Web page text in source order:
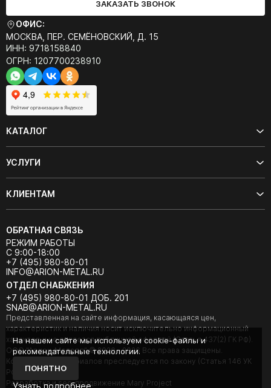
ЗАКАЗАТЬ ЗВОНОК
ОФИС:
МОСКВА, ПЕР. СЕМЁНОВСКИЙ, Д. 15
ИНН: 9718158840
ОГРН: 1207700238910
КАТАЛОГ
УСЛУГИ
КЛИЕНТАМ
ОБРАТНАЯ СВЯЗЬ
РЕЖИМ РАБОТЫ
С 9:00-18:00
+7 (495) 980-80-01
INFO@ARION-METAL.RU
ОТДЕЛ СНАБЖЕНИЯ
+7 (495) 980-80-01 ДОБ. 201
SNAB@ARION-METAL.RU
Представленная на сайте информация, касающаяся цен,
характеристик и наличия носит исключительно информационный
характер и не является публичной офертой (Статья 437(2) ГК РФ).
ООО "Арион-Металл" © 2020 - 2026 Все права защищены.
Копирование материалов преследуется по закону (Статья 146 УК
РФ).
Разработка и seo-продвижение Mary Project
На нашем сайте мы используем cookie-файлы и
рекомендательные технологии.
ПОНЯТНО
Узнать подробнее